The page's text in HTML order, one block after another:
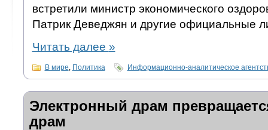
встретили министр экономического
Патрик Деведжян и другие официальные
Читать далее »
В мире Политика Информационно-аналитическое
Электронный драм
драм